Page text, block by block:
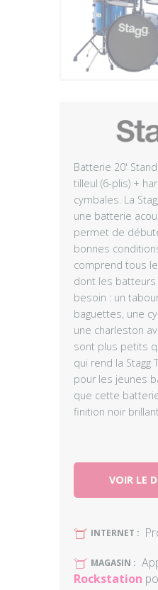
Batterie 20'
tilleul (6-plis) +
cymbales. La
une batterie
permet de
bonnes
comprend tous
dont les
besoin : un
baguettes, une
une charleston
sont plus petits
qui rend la Stagg
pour les jeunes
que cette
finition noir
VOIR LE
U INTERNET :
U MAGASIN :
Rockstation